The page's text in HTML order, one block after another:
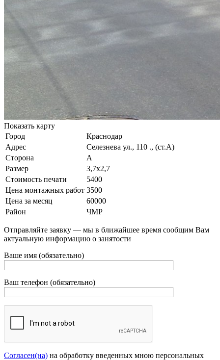
Показать карту
Город
Краснодар
Адрес
Селезнева ул., 110 ., (ст.А)
Сторона
А
Размер
3,7х2,7
Стоимость печати
5400
Цена монтажных работ 3500
Цена за месяц
60000
Район
ЧМР
Отправляйте заявку — мы в ближайшее время сообщим Вам
актуальную информацию о занятости
Ваше имя (обязательно)
Ваш телефон (обязательно)
Согласен(на) на обработку введенных мною персональных